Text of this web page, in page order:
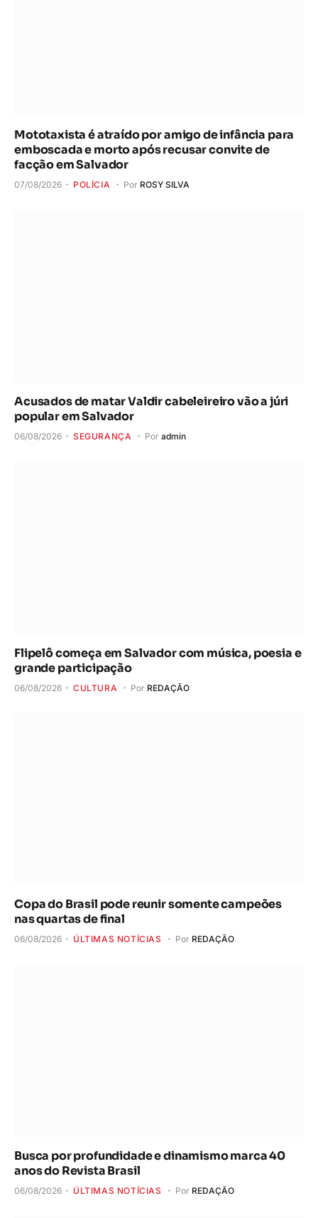
Mototaxista é atraído por amigo de infância para
emboscada e morto após recusar convite de
facção em Salvador
07/08/2026 POLÍCIA Por ROSY SILVA
Acusados de matar Valdir cabeleireiro vão a júri
popular em Salvador
06/08/2026 SEGURANÇA Por admin
Flipelô começa em Salvador com música, poesia e
grande participação
06/08/2026 CULTURA Por REDAÇÃO
Copa do Brasil pode reunir somente campeões
nas quartas de final
06/08/2026 ÚLTIMAS NOTÍCIAS Por REDAÇÃO
Busca por profundidade e dinamismo marca 40
anos do Revista Brasil
06/08/2026 ÚLTIMAS NOTÍCIAS Por REDAÇÃO